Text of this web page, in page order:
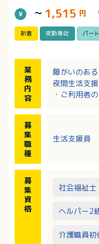
～ 1,515 円
新着 夜勤専従 パート
業
務
内
容
障がいのあ
夜間生活支
・ご利用者
※グループホ
募
集
職
種
生活支援員
募
集
資
格
社会福祉士
ヘルパー2
介護職員初